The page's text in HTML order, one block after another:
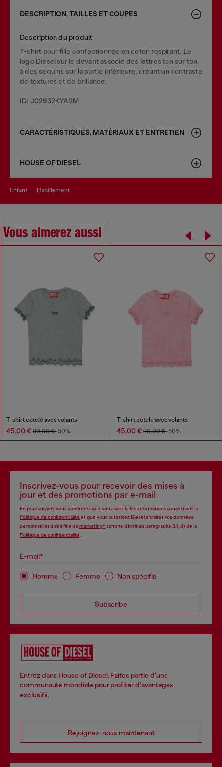
DESCRIPTION, TAILLES ET COUPES
Description du produit
T-shirt pour fille confectionnée en coton respirant. Le
logo Diesel sur le devant associe des lettres ton sur ton
à des sequins sur la partie inférieure, créant un contraste
de textures et de brillance.
ID: J02932KYA2M
CARACTÉRISTIQUES, MATÉRIAUX ET ENTRETIEN
HOUSE OF DIESEL
enfant habillement
Vous aimerez aussi
T-shirt côtelé avec volants
45,00 € 90,00 €-50%
T-shirt côtelé avec volants
45,00 € 90,00 €-50%
Inscrivez-vous pour recevoir des mises à
jour et des promotions par e-mail
En poursuivant, vous confirmez que vous avez lu les informations concernant la
Politique de confidentialité et que vous autorisez Diesel à traiter vos données
personnelles à des fins de marketing*comme décrit au paragraphe 3.1, d) de la
Politique de confidentialité
E-mail*
Homme Femme Non spécifié
Subscribe
Entrez dans House of Diesel. Faites partie d'une
communauté mondiale pour profiter d'avantages
exclusifs.
Rejoignez-nous maintenant